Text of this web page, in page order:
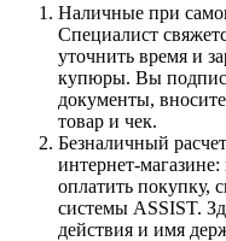
Наличные при
Специалист
уточнить время и
купюры. Вы
документы,
товар и чек.
Безналичный
интернет-
оплатить покупку,
системы ASSIST.
действия и имя